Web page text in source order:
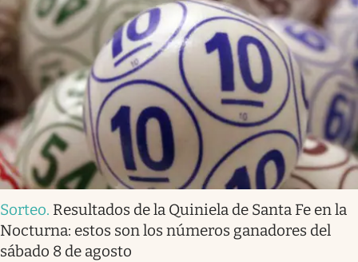
Sorteo. Resultados de la Quiniela de Santa Fe en la
Nocturna: estos son los números ganadores del
sábado 8 de agosto